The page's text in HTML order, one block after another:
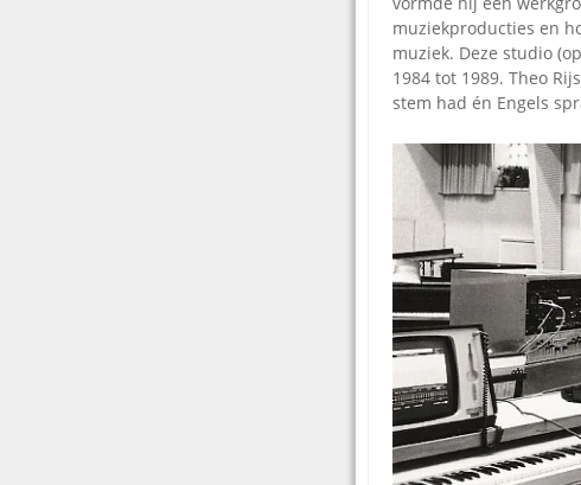
muziekproducties en
muziek. Deze studio
1984 tot 1989. Theo
stem had én Engels